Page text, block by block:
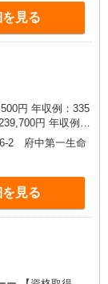
見る
円 年収例：335
、在宅手当（月平
われる手当を含
居住支援特別手
1万円支給（再入
過1分〜）
2 府中第一生命
見る